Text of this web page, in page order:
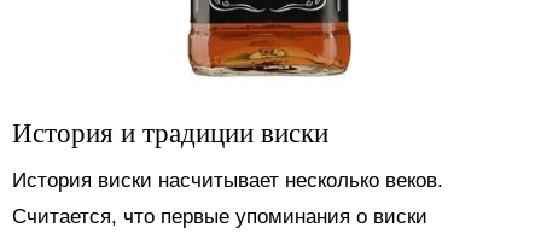
История и традиции виски
История виски насчитывает несколько веков.
Считается, что первые упоминания о виски